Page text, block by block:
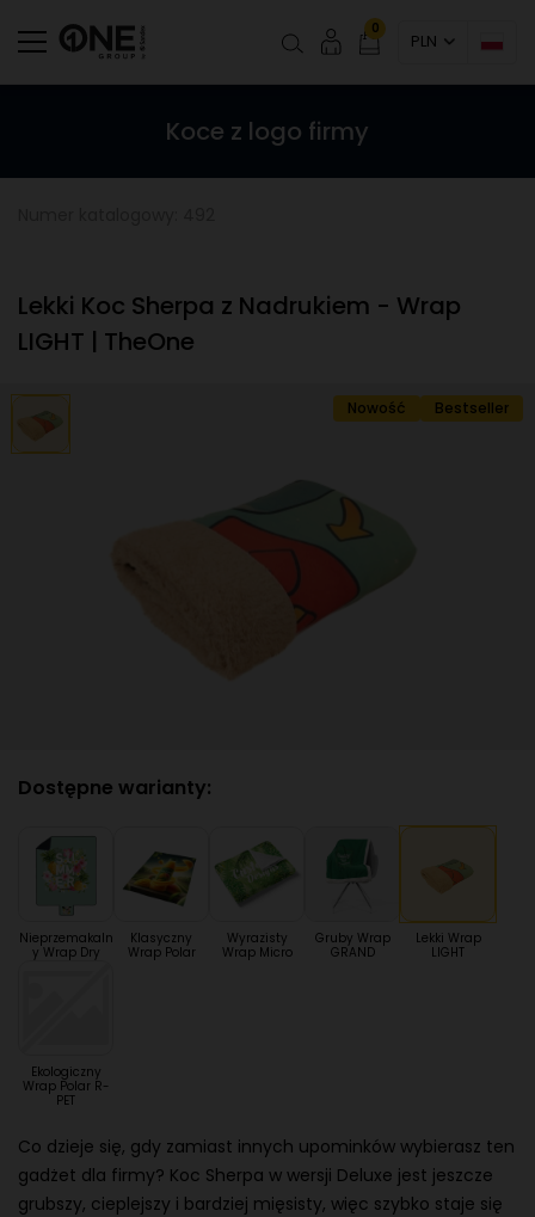
0
PLN
Koce z logo firmy
Lekki Koc Sherpa z Nadrukiem - Wrap
LIGHT | TheOne
Nowość Bestseller
Dostępne warianty:
Nieprzemakaln
y Wrap Dry
Klasyczny
Wrap Polar
Wyrazisty
Wrap Micro
Gruby Wrap
GRAND
Lekki Wrap
LIGHT
Ekologiczny
Wrap Polar R-
PET
Co dzieje się, gdy zamiast innych upominków wybierasz ten
gadżet dla firmy? Koc Sherpa w wersji Deluxe jest jeszcze
grubszy, cieplejszy i bardziej mięsisty, więc szybko staje się